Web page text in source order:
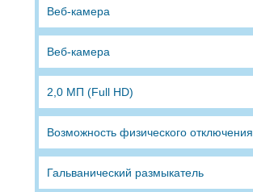
Веб-камера
Веб-камера
2,0 МП (Full HD)
Возможность физического отключения
Гальванический размыкатель